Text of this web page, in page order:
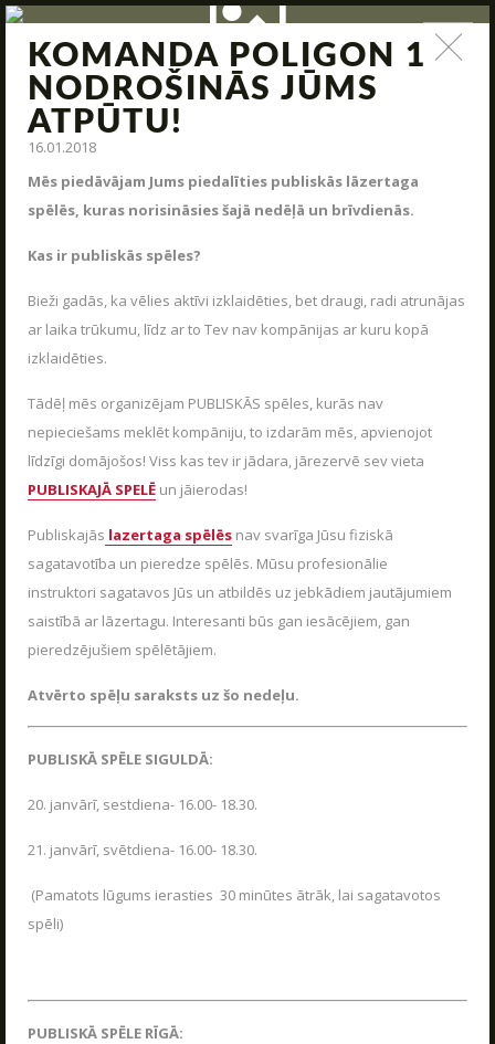
KOMANDA POLIGON 1
NODROŠINĀS JŪMS
ATPŪTU!
16.01.2018
Mēs piedāvājam Jums piedalīties publiskās lāzertaga
spēlēs, kuras norisināsies šajā nedēļā un brīvdienās.
Kas ir publiskās spēles?
Bieži gadās, ka vēlies aktīvi izklaidēties, bet draugi, radi atrunājas
ar laika trūkumu, līdz ar to Tev nav kompānijas ar kuru kopā
izklaidēties.
Tādēļ mēs organizējam PUBLISKĀS spēles, kurās nav
nepieciešams meklēt kompāniju, to izdarām mēs, apvienojot
līdzīgi domājošos! Viss kas tev ir jādara, jārezervē sev vieta
PUBLISKAJĀ SPELĒ un jāierodas!
Publiskajās lazertaga spēlēs nav svarīga Jūsu fiziskā
sagatavotība un pieredze spēlēs. Mūsu profesionālie
instruktori sagatavos Jūs un atbildēs uz jebkādiem jautājumiem
saistībā ar lāzertagu. Interesanti būs gan iesācējiem, gan
pieredzējušiem spēlētājiem.
Atvērto spēļu saraksts uz šo nedeļu.
PUBLISKĀ SPĒLE SIGULDĀ:
20. janvārī, sestdiena- 16.00- 18.30.
21. janvārī, svētdiena- 16.00- 18.30.
(Pamatots lūgums ierasties 30 minūtes ātrāk, lai sagatavotos
spēli)
PUBLISKĀ SPĒLE RĪGĀ:
ARĒNAS
REZERVĀCIJA
ZIŅAS
KONTAKTI
Kas ir Lāzertags?
Lāzertags Siguldā
Labirints "Minotaurs"
Action-kvests "Bunkurs"!
Skolēnu ekskursijas
Vecpuišu un vecmeitu ballītes
Atvērtās spēles
Izbraukuma lāzertaga spēles
ZIŅAS
Jauna arsenāla ienākšana, poligona modernizācija,
interesantas kaujas un jauni piedāvājumi – tas viss un vēl
Poligon 1 Siguldā ir plašs pakalpojumu klāsts.
LASĪT
UZRAKSTĪT MUMS
Raksti mums savus jautājumus, atsauksmes un priekšlikumus